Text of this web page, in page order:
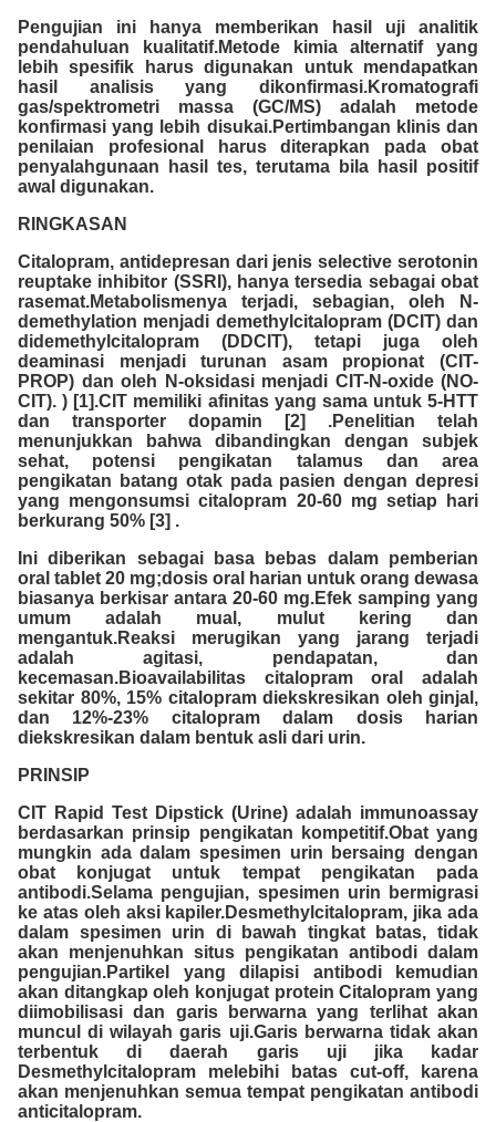
Pengujian ini hanya memberikan hasil uji analitik
pendahuluan kualitatif.Metode kimia alternatif yang
lebih spesifik harus digunakan untuk mendapatkan
hasil analisis yang dikonfirmasi.Kromatografi
gas/spektrometri massa (GC/MS) adalah metode
konfirmasi yang lebih disukai.Pertimbangan klinis dan
penilaian profesional harus diterapkan pada obat
penyalahgunaan hasil tes, terutama bila hasil positif
awal digunakan.
RINGKASAN
Citalopram, antidepresan dari jenis selective serotonin
reuptake inhibitor (SSRI), hanya tersedia sebagai obat
rasemat.Metabolismenya terjadi, sebagian, oleh N-
demethylation menjadi demethylcitalopram (DCIT) dan
didemethylcitalopram (DDCIT), tetapi juga oleh
deaminasi menjadi turunan asam propionat (CIT-
PROP) dan oleh N-oksidasi menjadi CIT-N-oxide (NO-
CIT). ) [1].CIT memiliki afinitas yang sama untuk 5-HTT
dan transporter dopamin [2] .Penelitian telah
menunjukkan bahwa dibandingkan dengan subjek
sehat, potensi pengikatan talamus dan area
pengikatan batang otak pada pasien dengan depresi
yang mengonsumsi citalopram 20-60 mg setiap hari
berkurang 50% [3] .
Ini diberikan sebagai basa bebas dalam pemberian
oral tablet 20 mg;dosis oral harian untuk orang dewasa
biasanya berkisar antara 20-60 mg.Efek samping yang
umum adalah mual, mulut kering dan
mengantuk.Reaksi merugikan yang jarang terjadi
adalah agitasi, pendapatan, dan
kecemasan.Bioavailabilitas citalopram oral adalah
sekitar 80%, 15% citalopram diekskresikan oleh ginjal,
dan 12%-23% citalopram dalam dosis harian
diekskresikan dalam bentuk asli dari urin.
PRINSIP
CIT Rapid Test Dipstick (Urine) adalah immunoassay
berdasarkan prinsip pengikatan kompetitif.Obat yang
mungkin ada dalam spesimen urin bersaing dengan
obat konjugat untuk tempat pengikatan pada
antibodi.Selama pengujian, spesimen urin bermigrasi
ke atas oleh aksi kapiler.Desmethylcitalopram, jika ada
dalam spesimen urin di bawah tingkat batas, tidak
akan menjenuhkan situs pengikatan antibodi dalam
pengujian.Partikel yang dilapisi antibodi kemudian
akan ditangkap oleh konjugat protein Citalopram yang
diimobilisasi dan garis berwarna yang terlihat akan
muncul di wilayah garis uji.Garis berwarna tidak akan
terbentuk di daerah garis uji jika kadar
Desmethylcitalopram melebihi batas cut-off, karena
akan menjenuhkan semua tempat pengikatan antibodi
anticitalopram.